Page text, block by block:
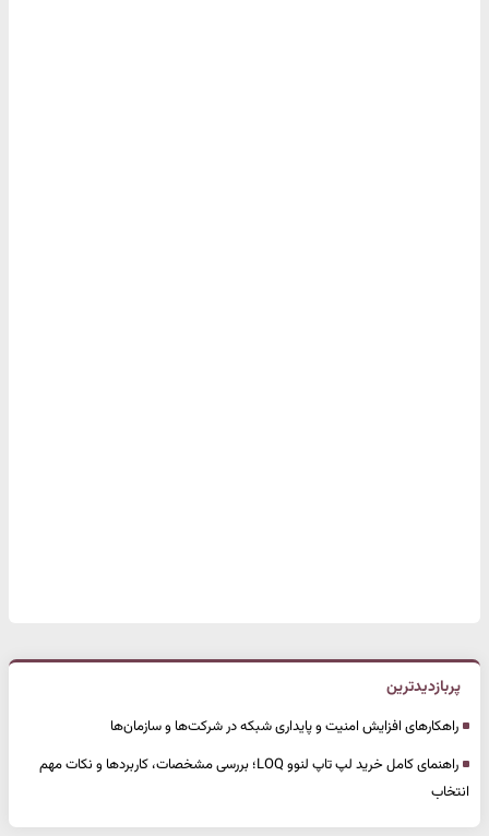
پربازدیدترین
راهکارهای افزایش امنیت و پایداری شبکه در شرکت‌ها و سازمان‌ها
راهنمای کامل خرید لپ تاپ لنوو LOQ؛ بررسی مشخصات، کاربردها و نکات مهم
انتخاب